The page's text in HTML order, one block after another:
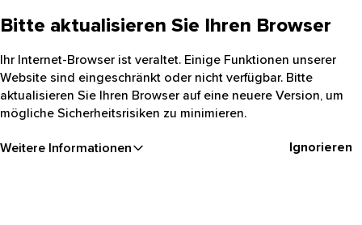
Bitte aktualisieren Sie Ihren Browser
Ihr Internet-Browser ist veraltet. Einige Funktionen unserer
Website sind eingeschränkt oder nicht verfügbar. Bitte
aktualisieren Sie Ihren Browser auf eine neuere Version, um
mögliche Sicherheitsrisiken zu minimieren.
Weitere Informationen Ignorieren